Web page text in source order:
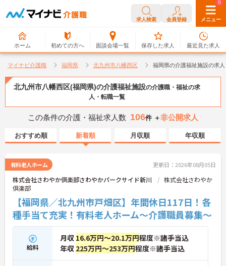
求人検索 会員登録 メニュー
ホーム 初めての方へ 面談会場一覧
0
保存した求人
0
最近見た求人
マイナビ介護職 福岡県 北九州市八幡西区 福岡県の介護福祉施設の求
北九州市八幡西区(福岡県)の介護福祉施設の介護職・福祉の求
人・転職一覧
この条件の介護・福祉求人数 106件 ＋非公開求人
おすすめ順 新着順 月収順 年収順
有料老人ホーム 更新日：2026年08月05日
株式会社さわやか倶楽部さわやかパークサイド新川
株式会社さわやか
倶楽部
【福岡県／北九州市戸畑区】年間休日117日！各
種手当て充実！有料老人ホーム～介護職員募集～
給料
月収 16.6万円～20.1万円程度※諸手当込
年収 225万円～253万円程度※諸手当込